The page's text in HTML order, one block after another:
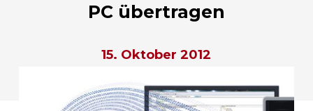
PC übertragen
15. Oktober 2012